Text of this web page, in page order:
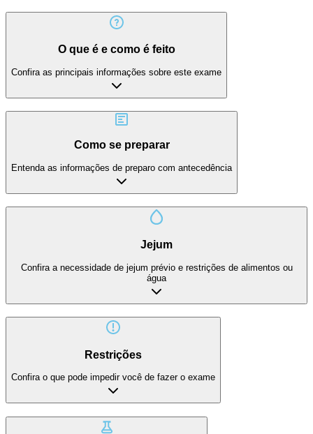
O que é e como é feito
Confira as principais informações sobre este exame
Como se preparar
Entenda as informações de preparo com antecedência
Jejum
Confira a necessidade de jejum prévio e restrições de alimentos ou
água
Restrições
Confira o que pode impedir você de fazer o exame